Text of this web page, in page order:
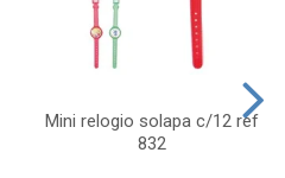
Mini relogio solapa c/12 ref
832